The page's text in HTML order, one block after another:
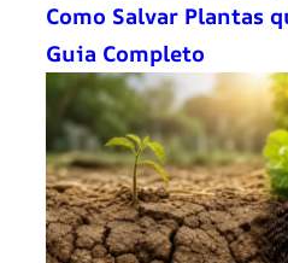
Como Salvar Plantas
Guia Completo